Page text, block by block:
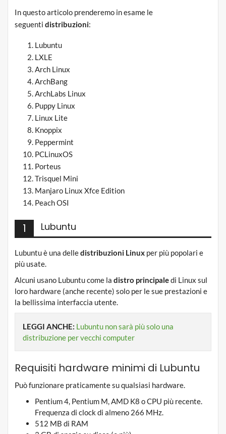
In questo articolo prenderemo in esame le
seguenti distribuzioni:
Lubuntu
LXLE
Arch Linux
ArchBang
ArchLabs Linux
Puppy Linux
Linux Lite
Knoppix
Peppermint
PCLinuxOS
Porteus
Trisquel Mini
Manjaro Linux Xfce Edition
Peach OSI
1 Lubuntu
Lubuntu è una delledistribuzioni Linux per più popolari e
più usate.
Alcuni usano Lubuntu come la distro principaledi Linux sul
loro hardware (anche recente) solo per le sue prestazioni e
la bellissima interfaccia utente.
LEGGI ANCHE: Lubuntu non sarà più solo una
distribuzione per vecchi computer
Requisiti hardware minimi di Lubuntu
Può funzionare praticamente su qualsiasi hardware.
Pentium 4, Pentium M, AMD K8 o CPU più recente.
Frequenza di clock di almeno 266 MHz.
512 MB di RAM